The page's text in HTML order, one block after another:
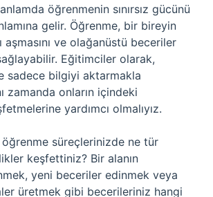
öğrenmenin sınırsız gücünü
gelir. Öğrenme, bir bireyin
aşmasını ve olağanüstü beceriler
Eğitimciler olarak,
sadece bilgiyi aktarmakla
zamanda onların içindeki
yardımcı olmalıyız.
süreçlerinizde ne tür
keşfettiniz? Bir alanın
yeni beceriler edinmek veya
üretmek gibi becerileriniz hangi